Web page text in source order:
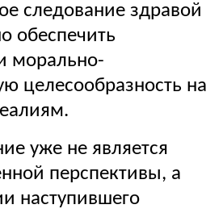
следование здравой
обеспечить
морально-
целесообразность на
уже не является
перспективы, а
наступившего